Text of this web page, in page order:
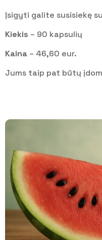
Įsigyti galite susisiekę
Kiekis – 90 kapsulių
Kaina – 46,60 eur.
Jums taip pat būtų